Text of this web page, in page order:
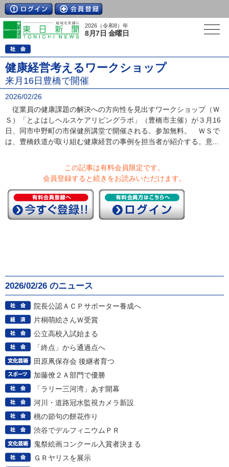
2026（令和8）年
8月7日 金曜日
健康経営考えるワークショップ
来月16日豊橋で開催
2026/02/26
従業員の健康課題の解決への方向性を見出すワークショップ（Ｗ
Ｓ）「とよはしヘルスケアリビングラボ」（豊橋市主催）が３月16
日、同市中野町の市保健所講堂で開催される。参加無料。 ＷＳで
は、豊橋鉄道が取り組む健康経営の事例を担当者が紹介する。意...
この記事は有料会員限定です。
会員登録すると続きをお読みいただけます。
2026/02/26 のニュース
院長公認ＡＣＰサポーター養成へ
片桐萌絵さんＷ受賞
公立高校入試始まる
「終点」から通過点へ
田原凧保存会 後継者育つ
加藤僚２Ａ部門で優勝
「ラリー三河湾」あす開幕
河川・道路冠水監視カメラ新設
桃の節句の餅花作り
渋谷でデルフィニウムＰＲ
鬼祭絵画コンクール入賞者決まる
ＧＲヤリスを展示